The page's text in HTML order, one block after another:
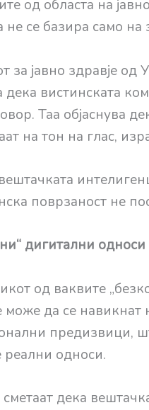
од областа на
не се базира само на
за јавно здравје од
вистинската
Таа објаснува
на тон на глас,
поврзаност не
дигитални односи
од ваквите
да се навикнат
предизвици,
реални односи.
дека